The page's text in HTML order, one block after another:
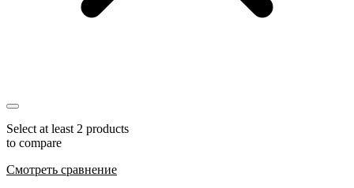
Select at least 2 products
to compare
Смотреть сравнение